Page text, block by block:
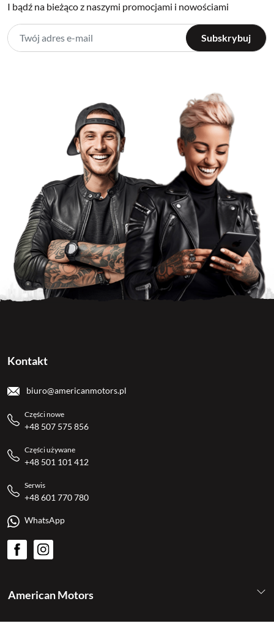
I bądź na bieżąco z naszymi promocjami i nowościami
American Motors
Kontakt
biuro@americanmotors.pl
Części nowe
+48 507 575 856
Części używane
+48 501 101 412
Serwis
+48 601 770 780
WhatsApp